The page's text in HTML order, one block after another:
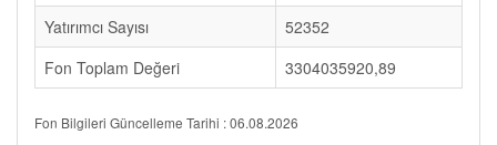
Yatırımcı Sayısı
52352
Fon Toplam Değeri
3304035920,89
Fon Bilgileri Güncelleme Tarihi : 06.08.2026